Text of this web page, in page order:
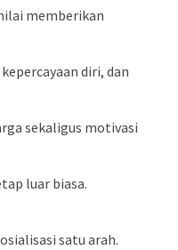
memberikan
diri, dan
sekaligus motivasi
luar biasa.
satu arah.